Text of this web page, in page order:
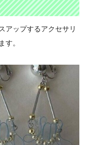
アップするアクセサリ
す。